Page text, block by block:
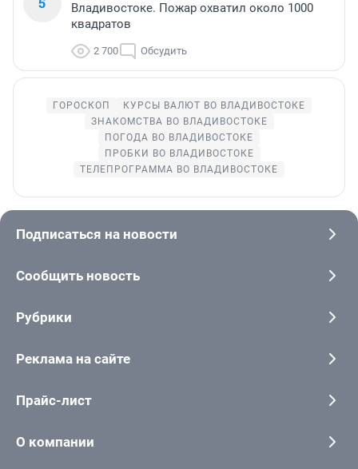
Владивостоке. Пожар охватил около 1000
квадратов
2 700 Обсудить
ГОРОСКОП
КУРСЫ ВАЛЮТ ВО ВЛАДИВОСТОКЕ
ЗНАКОМСТВА ВО ВЛАДИВОСТОКЕ
ПОГОДА ВО ВЛАДИВОСТОКЕ
ПРОБКИ ВО ВЛАДИВОСТОКЕ
ТЕЛЕПРОГРАММА ВО ВЛАДИВОСТОКЕ
Подписаться на новости
Сообщить новость
Рубрики
Реклама на сайте
Прайс-лист
О компании